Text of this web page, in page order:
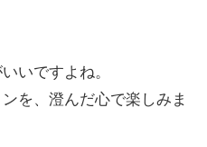
いですよね。
を、澄んだ心で楽しみま